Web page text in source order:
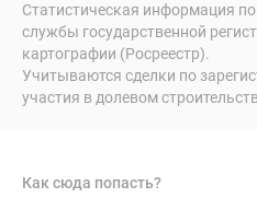
Статистическая информация
службы государственной
картографии (Росреестр).
Учитываются сделки по
участия в долевом
Как сюда попасть?